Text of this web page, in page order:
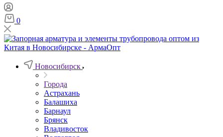
0
Новосибирск
Города
Астрахань
Балашиха
Барнаул
Брянск
Владивосток